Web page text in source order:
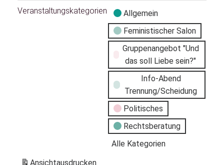
Veranstaltungskategorien
Allgemein
Feministischer Salon
Gruppenangebot "Und
das soll Liebe sein?"
Info-Abend
Trennung/Scheidung
Politisches
Rechtsberatung
Alle Kategorien
Ansichtausdrucken